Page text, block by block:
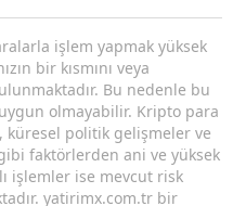
işlem yapmak yüksek
bir kısmını veya
Bu nedenle bu
olmayabilir. Kripto para
küresel politik gelişmeler ve
faktörlerden ani ve yüksek
işlemler ise mevcut risk
yatirimx.com.tr bir